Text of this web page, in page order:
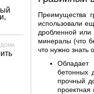
Преимущества
использовали
дробленной
минералы (что
что нужно знать
Обладает
бетонных
прочный
ДОМА